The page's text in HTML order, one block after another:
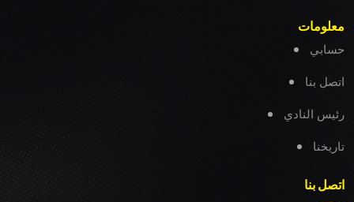
معلومات
حسابي
اتصل بنا
رئيس النادي
تاريخنا
اتصل بنا